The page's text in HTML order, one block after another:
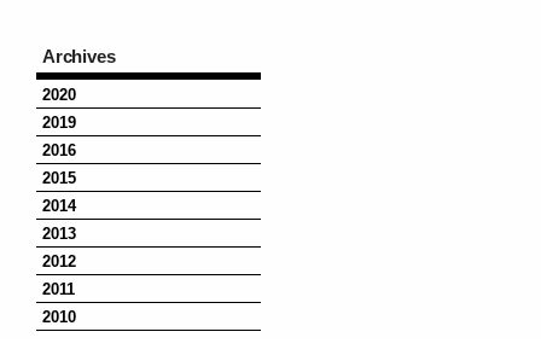
Archives
2020
2019
2016
2015
2014
2013
2012
2011
2010